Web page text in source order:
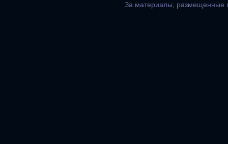
За материалы, размещенные